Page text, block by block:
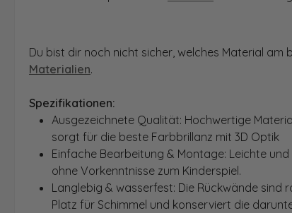
Du bist dir noch nicht sicher, welches Material
Materialien.
Spezifikationen:
Ausgezeichnete Qualität: Hochwertige
sorgt für die beste Farbbrillanz mit 3D Optik
Einfache Bearbeitung & Montage: Leichte
ohne Vorkenntnisse zum Kinderspiel.
Langlebig & wasserfest: Die Rückwände
Platz für Schimmel und konserviert die